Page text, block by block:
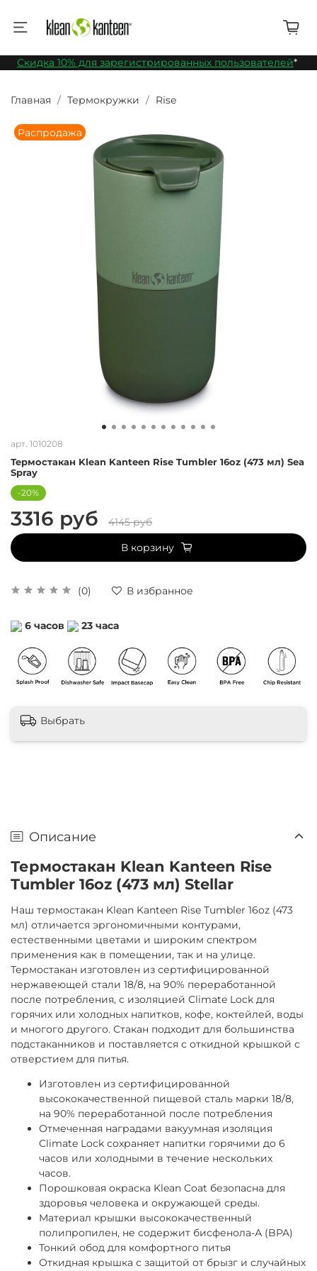
Скидка 10% для зарегистрированных пользователей*
Главная Термокружки Rise
Распродажа
арт. 1010208
Термостакан Klean Kanteen Rise Tumbler 16oz (473 мл) Sea
Spray
(0) В избранное
-20%
3316 руб
4145 руб
В корзину
6 часов 23 часа
Выбрать
Описание
Термостакан Klean Kanteen Rise
Tumbler 16oz (473 мл) Stellar
Наш термостакан Klean Kanteen Rise Tumbler 16oz (473
мл) отличается эргономичными контурами,
естественными цветами и широким спектром
применения как в помещении, так и на улице.
Термостакан изготовлен из сертифицированной
нержавеющей стали 18/8, на 90% переработанной
после потребления, с изоляцией Climate Lock для
горячих или холодных напитков, кофе, коктейлей, воды
и многого другого. Стакан подходит для большинства
подстаканников и поставляется с откидной крышкой с
отверстием для питья.
Изготовлен из сертифицированной
высококачественной пищевой сталь марки 18/8,
на 90% переработанной после потребления
Отмеченная наградами вакуумная изоляция
Climate Lock сохраняет напитки горячими до 6
часов или холодными в течение нескольких
часов.
Порошковая окраска Klean Coat безопасна для
здоровья человека и окружающей среды.
Материал крышки высококачественный
полипропилен, не содержит бисфенола-А (BPA)
Тонкий обод для комфортного питья
Откидная крышка с защитой от брызг и случайных